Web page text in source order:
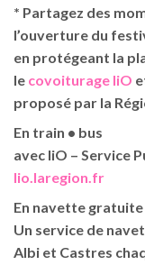
* Partagez des
l’ouverture du
en protégeant la
le covoiturage liO
proposé par la
En train • bus
avec liO – Service
lio.laregion.fr
En navette gratuite
Un service de
Albi et Castres